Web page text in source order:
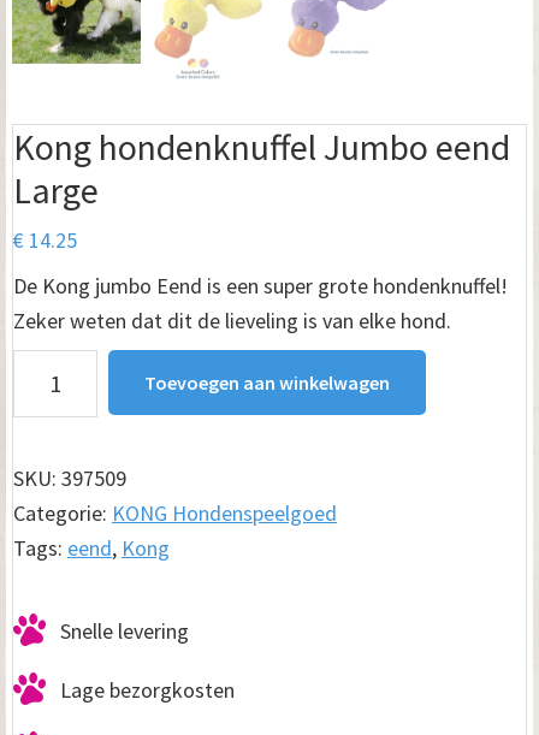
Kong hondenknuffel Jumbo eend
Large
€ 14.25
De Kong jumbo Eend is een super grote hondenknuffel!
Zeker weten dat dit de lieveling is van elke hond.
hondenknuffel
eend
Large
aantal
Toevoegen aan winkelwagen
SKU: 397509
Categorie: KONG Hondenspeelgoed
Tags: eend, Kong
Snelle levering
Lage bezorgkosten